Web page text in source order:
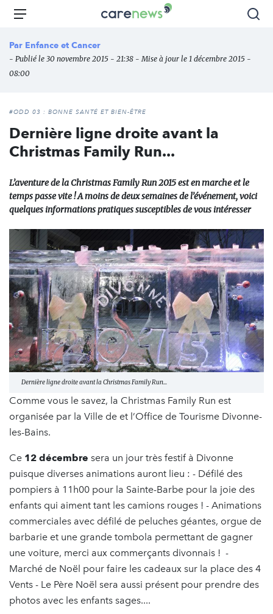
Aller
principal
Carenews,
des
Menu
Par Enfance et Cancer
- Publié le 30 novembre 2015 - 21:38 - Mise à jour le 1 décembre 2015 -
08:00
#ODD 03 : BONNE SANTÉ ET BIEN-ÊTRE
Dernière ligne droite avant la
Christmas Family Run...
L’aventure de la Christmas Family Run 2015 est en marche et le
temps passe vite ! A moins de deux semaines de l’événement, voici
quelques informations pratiques susceptibles de vous intéresser
Dernière ligne droite avant la Christmas Family Run...
Comme vous le savez, la Christmas Family Run est
organisée par la Ville de et l’Office de Tourisme Divonne-
les-Bains.
Ce 12 décembre sera un jour très festif à Divonne
puisque diverses animations auront lieu : - Défilé des
pompiers à 11h00 pour la Sainte-Barbe pour la joie des
enfants qui aiment tant les camions rouges ! - Animations
commerciales avec défilé de peluches géantes, orgue de
barbarie et une grande tombola permettant de gagner
une voiture, merci aux commerçants divonnais ! -
Marché de Noël pour faire les cadeaux sur la place des 4
Vents - Le Père Noël sera aussi présent pour prendre des
photos avec les enfants sages....